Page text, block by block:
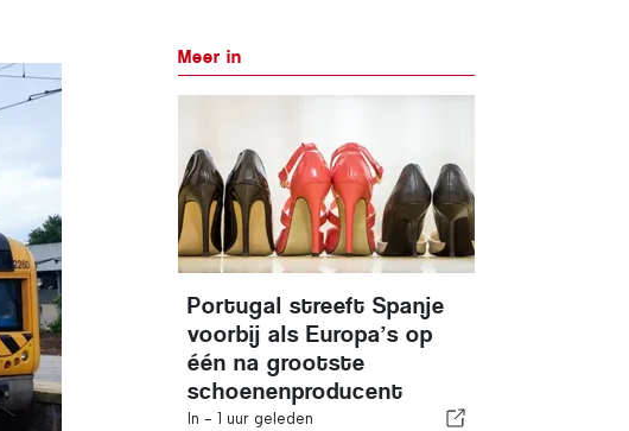
Meer in
Portugal streeft Spanje
voorbij als Europa’s op
één na grootste
schoenenproducent
In - 1 uur geleden